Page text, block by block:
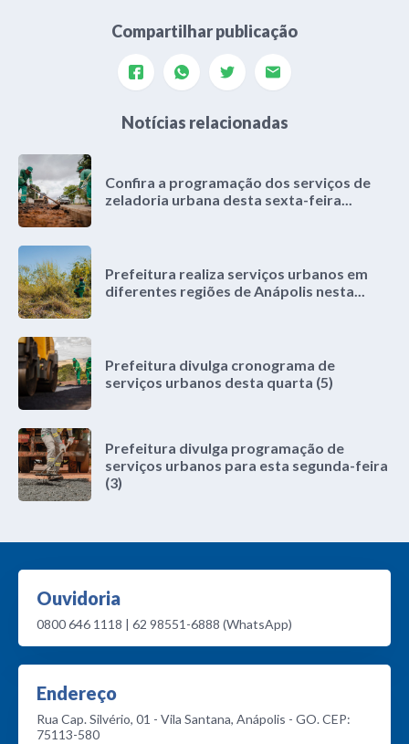
Compartilhar publicação
Notícias relacionadas
Confira a programação dos serviços de
zeladoria urbana desta sexta-feira...
Prefeitura realiza serviços urbanos em
diferentes regiões de Anápolis nesta...
Prefeitura divulga cronograma de
serviços urbanos desta quarta (5)
Prefeitura divulga programação de
serviços urbanos para esta segunda-feira
(3)
Ouvidoria
0800 646 1118 | 62 98551-6888 (WhatsApp)
Endereço
Rua Cap. Silvério, 01 - Vila Santana, Anápolis - GO. CEP:
75113-580